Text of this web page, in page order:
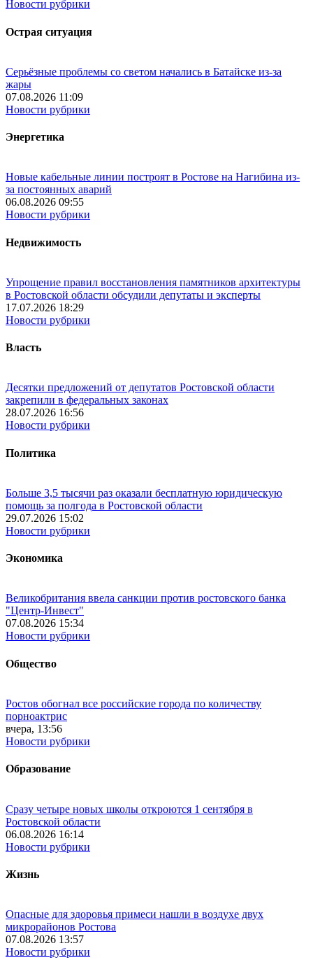
Новости рубрики
Острая ситуация
Серьёзные проблемы со светом начались в Батайске из-за
жары
07.08.2026 11:09
Новости рубрики
Энергетика
Новые кабельные линии построят в Ростове на Нагибина из-
за постоянных аварий
06.08.2026 09:55
Новости рубрики
Недвижимость
Упрощение правил восстановления памятников архитектуры
в Ростовской области обсудили депутаты и эксперты
17.07.2026 18:29
Новости рубрики
Власть
Десятки предложений от депутатов Ростовской области
закрепили в федеральных законах
28.07.2026 16:56
Новости рубрики
Политика
Больше 3,5 тысячи раз оказали бесплатную юридическую
помощь за полгода в Ростовской области
29.07.2026 15:02
Новости рубрики
Экономика
Великобритания ввела санкции против ростовского банка
"Центр-Инвест"
07.08.2026 15:34
Новости рубрики
Общество
Ростов обогнал все российские города по количеству
порноактрис
вчера, 13:56
Новости рубрики
Образование
Сразу четыре новых школы откроются 1 сентября в
Ростовской области
06.08.2026 16:14
Новости рубрики
Жизнь
Опасные для здоровья примеси нашли в воздухе двух
микрорайонов Ростова
07.08.2026 13:57
Новости рубрики